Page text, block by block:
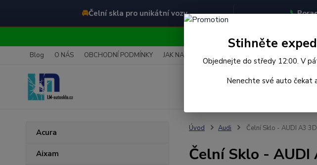
🚘Čelní skla pro unikátní vozy 📞
OBJEDNÁVEJTE DO
Blog O NÁS OBCHODNÍ PODMÍNKY JAK NAKUPOVAT
Acura
Aixam
Úvod Audi Čelní Sklo - AUDI A3
Čelní Sklo - AUDI
Stihněte
Objednejte do středy 12:00. V
Nenechte své auto čekat